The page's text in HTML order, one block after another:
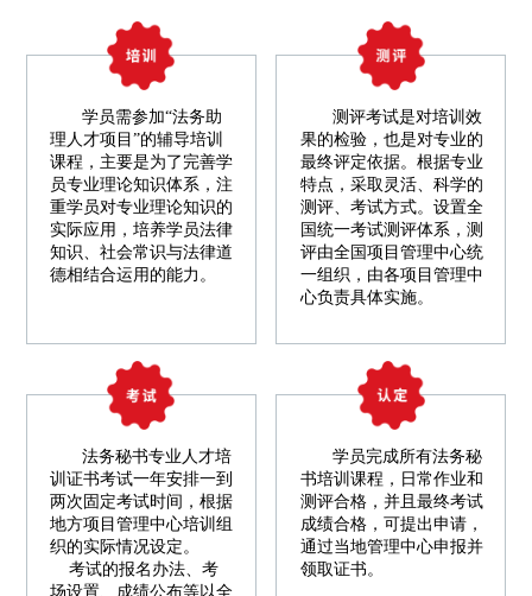
学员需参加“法务助
理人才项目”的辅导培训
课程，主要是为了完善学
员专业理论知识体系，注
重学员对专业理论知识的
实际应用，培养学员法律
知识、社会常识与法律道
德相结合运用的能力。
测评考试是对培训效
果的检验，也是对专业的
最终评定依据。根据专业
特点，采取灵活、科学的
测评、考试方式。设置全
国统一考试测评体系，测
评由全国项目管理中心统
一组织，由各项目管理中
心负责具体实施。
法务秘书专业人才培
训证书考试一年安排一到
两次固定考试时间，根据
地方项目管理中心培训组
织的实际情况设定。
考试的报名办法、考
场设置、成绩公布等以全
学员完成所有法务秘
书培训课程，日常作业和
测评合格，并且最终考试
成绩合格，可提出申请，
通过当地管理中心申报并
领取证书。